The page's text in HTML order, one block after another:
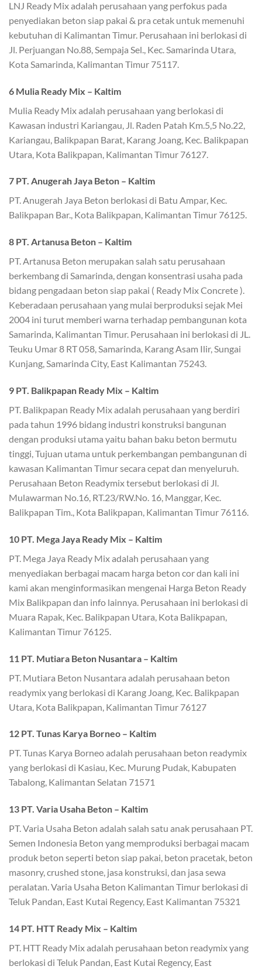
LNJ Ready Mix adalah perusahaan yang perfokus pada
penyediakan beton siap pakai & pra cetak untuk memenuhi
kebutuhan di Kalimantan Timur. Perusahaan ini berlokasi di
Jl. Perjuangan No.88, Sempaja Sel., Kec. Samarinda Utara,
Kota Samarinda, Kalimantan Timur 75117.
6 Mulia Ready Mix – Kaltim
Mulia Ready Mix adalah perusahaan yang berlokasi di
Kawasan industri Kariangau, Jl. Raden Patah Km.5,5 No.22,
Kariangau, Balikpapan Barat, Karang Joang, Kec. Balikpapan
Utara, Kota Balikpapan, Kalimantan Timur 76127.
7 PT. Anugerah Jaya Beton – Kaltim
PT. Anugerah Jaya Beton berlokasi di Batu Ampar, Kec.
Balikpapan Bar., Kota Balikpapan, Kalimantan Timur 76125.
8 PT. Artanusa Beton – Kaltim
PT. Artanusa Beton merupakan salah satu perusahaan
berkembang di Samarinda, dengan konsentrasi usaha pada
bidang pengadaan beton siap pakai ( Ready Mix Concrete ).
Keberadaan perusahaan yang mulai berproduksi sejak Mei
2004 ini turut memberi warna terhadap pembangunan kota
Samarinda, Kalimantan Timur. Perusahaan ini berlokasi di JL.
Teuku Umar 8 RT 058, Samarinda, Karang Asam Ilir, Sungai
Kunjang, Samarinda City, East Kalimantan 75243.
9 PT. Balikpapan Ready Mix – Kaltim
PT. Balikpapan Ready Mix adalah perusahaan yang berdiri
pada tahun 1996 bidang industri konstruksi bangunan
dengan produksi utama yaitu bahan baku beton bermutu
tinggi, Tujuan utama untuk perkembangan pembangunan di
kawasan Kalimantan Timur secara cepat dan menyeluruh.
Perusahaan Beton Readymix tersebut berlokasi di Jl.
Mulawarman No.16, RT.23/RW.No. 16, Manggar, Kec.
Balikpapan Tim., Kota Balikpapan, Kalimantan Timur 76116.
10 PT. Mega Jaya Ready Mix – Kaltim
PT. Mega Jaya Ready Mix adalah perusahaan yang
menyediakan berbagai macam harga beton cor dan kali ini
kami akan menginformasikan mengenai Harga Beton Ready
Mix Balikpapan dan info lainnya. Perusahaan ini berlokasi di
Muara Rapak, Kec. Balikpapan Utara, Kota Balikpapan,
Kalimantan Timur 76125.
11 PT. Mutiara Beton Nusantara – Kaltim
PT. Mutiara Beton Nusantara adalah perusahaan beton
readymix yang berlokasi di Karang Joang, Kec. Balikpapan
Utara, Kota Balikpapan, Kalimantan Timur 76127
12 PT. Tunas Karya Borneo – Kaltim
PT. Tunas Karya Borneo adalah perusahaan beton readymix
yang berlokasi di Kasiau, Kec. Murung Pudak, Kabupaten
Tabalong, Kalimantan Selatan 71571
13 PT. Varia Usaha Beton – Kaltim
PT. Varia Usaha Beton adalah salah satu anak perusahaan PT.
Semen Indonesia Beton yang memproduksi berbagai macam
produk beton seperti beton siap pakai, beton pracetak, beton
masonry, crushed stone, jasa konstruksi, dan jasa sewa
peralatan. Varia Usaha Beton Kalimantan Timur berlokasi di
Teluk Pandan, East Kutai Regency, East Kalimantan 75321
14 PT. HTT Ready Mix – Kaltim
PT. HTT Ready Mix adalah perusahaan beton readymix yang
berlokasi di Teluk Pandan, East Kutai Regency, East